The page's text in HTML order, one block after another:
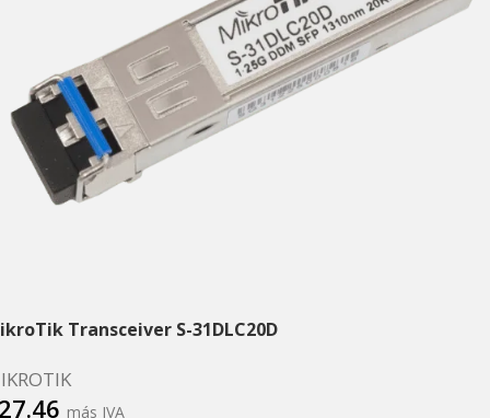
Transceiver S-31DLC20D
más IVA